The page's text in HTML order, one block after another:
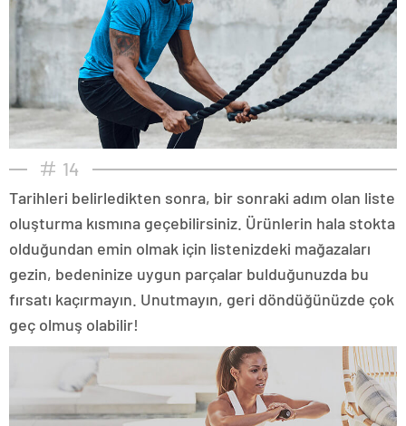
14
Tarihleri belirledikten sonra, bir sonraki adım olan liste
oluşturma kısmına geçebilirsiniz. Ürünlerin hala stokta
olduğundan emin olmak için listenizdeki mağazaları
gezin, bedeninize uygun parçalar bulduğunuzda bu
fırsatı kaçırmayın. Unutmayın, geri döndüğünüzde çok
geç olmuş olabilir!